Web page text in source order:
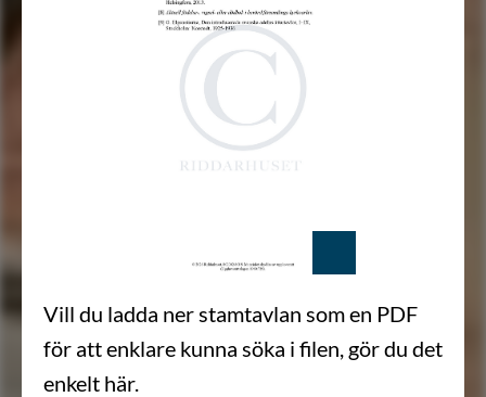
Vill du ladda ner stamtavlan som en PDF
för att enklare kunna söka i filen, gör du det
enkelt här.